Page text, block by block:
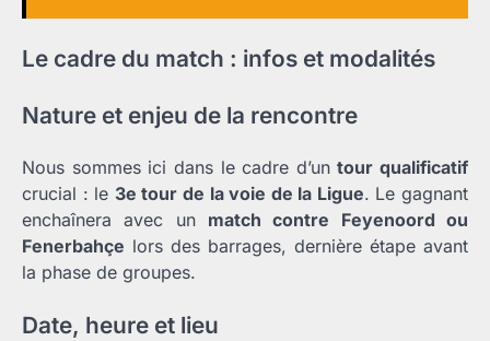
Le cadre du match : infos et modalités
Nature et enjeu de la rencontre
Nous sommes ici dans le cadre d’untour qualificatif
crucial : le 3e tour de la voie de la Ligue. Le gagnant
enchaînera avec un match contre Feyenoord ou
Fenerbahçe lors des barrages, dernière étape avant
la phase de groupes.
Date, heure et lieu